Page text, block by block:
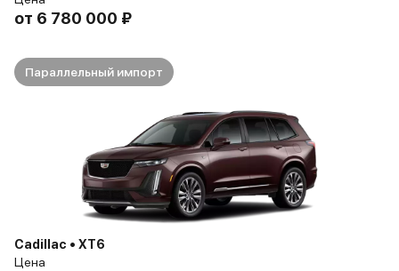
от 6 780 000 ₽
Параллельный импорт
Cadillac • XT6
Цена